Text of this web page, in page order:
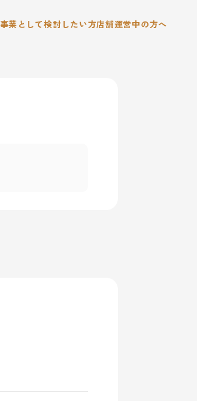
事業として検討したい方店舗運営中の方へ